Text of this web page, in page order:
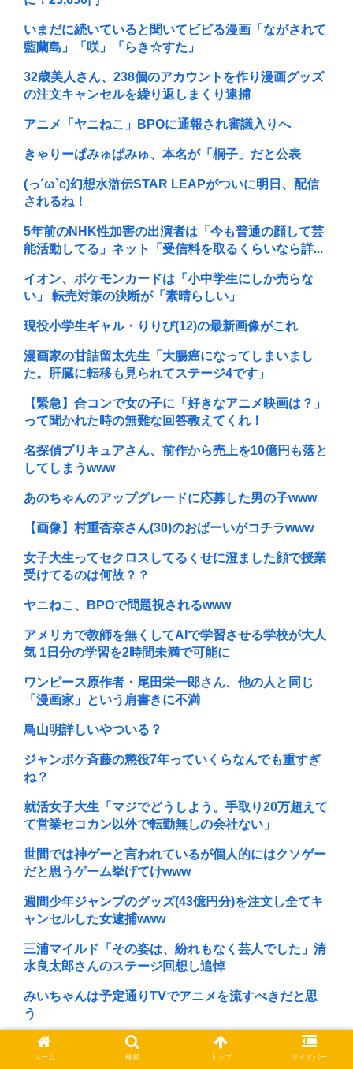
いまだに続いていると聞いてビビる漫画「ながされて
藍蘭島」「咲」「らき☆すた」
32歳美人さん、238個のアカウントを作り漫画グッズ
の注文キャンセルを繰り返しまくり逮捕
アニメ「ヤニねこ」BPOに通報され審議入りへ
きゃりーぱみゅぱみゅ、本名が「桐子」だと公表
(っ´ω`c)幻想水滸伝STAR LEAPがついに明日、配信
されるね！
5年前のNHK性加害の出演者は「今も普通の顔して芸
能活動してる」ネット「受信料を取るくらいなら詳...
イオン、ポケモンカードは「小中学生にしか売らな
い」 転売対策の決断が「素晴らしい」
現役小学生ギャル・りりぴ(12)の最新画像がこれ
漫画家の甘詰留太先生「大腸癌になってしまいまし
た。肝臓に転移も見られてステージ4です」
【緊急】合コンで女の子に「好きなアニメ映画は？」
って聞かれた時の無難な回答教えてくれ！
名探偵プリキュアさん、前作から売上を10億円も落と
してしまうwww
あのちゃんのアップグレードに応募した男の子www
【画像】村重杏奈さん(30)のおぱーいがコチラwww
女子大生ってセクロスしてるくせに澄ました顔で授業
受けてるのは何故？？
ヤニねこ、BPOで問題視されるwww
アメリカで教師を無くしてAIで学習させる学校が大人
気 1日分の学習を2時間未満で可能に
ワンピース原作者・尾田栄一郎さん、他の人と同じ
「漫画家」という肩書きに不満
鳥山明詳しいやついる？
ジャンポケ斉藤の懲役7年っていくらなんでも重すぎ
ね？
就活女子大生「マジでどうしよう。手取り20万超えて
て営業セコカン以外で転勤無しの会社ない」
世間では神ゲーと言われているが個人的にはクソゲー
だと思うゲーム挙げてけwww
週間少年ジャンプのグッズ(43億円分)を注文し全てキ
ャンセルした女逮捕www
三浦マイルド「その姿は、紛れもなく芸人でした」清
水良太郎さんのステージ回想し追悼
みいちゃんは予定通りTVでアニメを流すべきだと思
う
ワイの上司がカラオケでT-BOLANばっかり歌うんや
がホーム 検索 トップ サイドバー